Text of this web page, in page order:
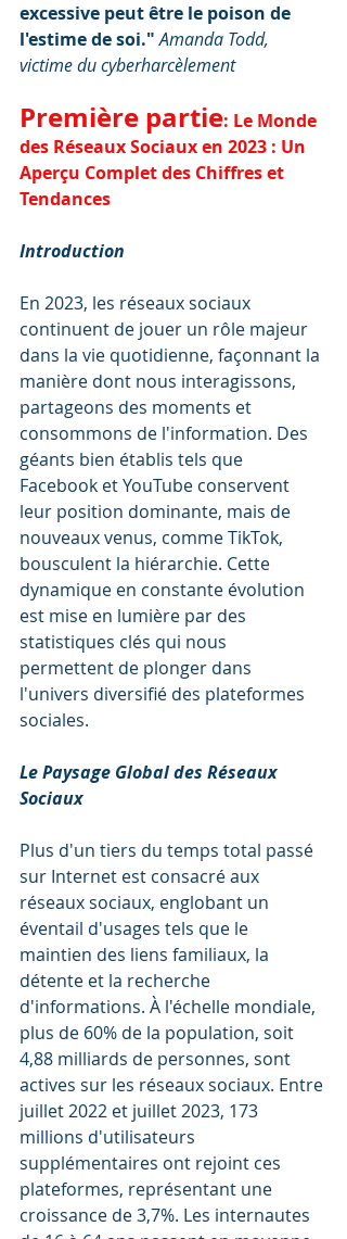
excessive peut être le poison de
l'estime de soi." Amanda Todd,
victime du cyberharcèlement
Première partie: Le Monde
des Réseaux Sociaux en 2023 : Un
Aperçu Complet des Chiffres et
Tendances
Introduction
En 2023, les réseaux sociaux
continuent de jouer un rôle majeur
dans la vie quotidienne, façonnant la
manière dont nous interagissons,
partageons des moments et
consommons de l'information. Des
géants bien établis tels que
Facebook et YouTube conservent
leur position dominante, mais de
nouveaux venus, comme TikTok,
bousculent la hiérarchie. Cette
dynamique en constante évolution
est mise en lumière par des
statistiques clés qui nous
permettent de plonger dans
l'univers diversifié des plateformes
sociales.
Le Paysage Global des Réseaux
Sociaux
Plus d'un tiers du temps total passé
sur Internet est consacré aux
réseaux sociaux, englobant un
éventail d'usages tels que le
maintien des liens familiaux, la
détente et la recherche
d'informations. À l'échelle mondiale,
plus de 60% de la population, soit
4,88 milliards de personnes, sont
actives sur les réseaux sociaux. Entre
juillet 2022 et juillet 2023, 173
millions d'utilisateurs
supplémentaires ont rejoint ces
plateformes, représentant une
croissance de 3,7%. Les internautes